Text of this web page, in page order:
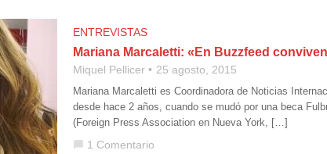
ENTREVISTAS
Mariana Marcaletti: «En Buzzfeed
Miquel Pellicer 25 agosto, 2015
Mariana Marcaletti es Coordinadora de Noticias
desde hace 2 años, cuando se mudó por una beca
(Foreign Press Association en Nueva York, […]
chat_bubble 1 Comentario